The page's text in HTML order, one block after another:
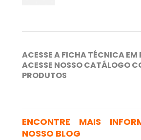
ACESSE A FICHA TÉCNICA EM
ACESSE NOSSO CATÁLOGO
PRODUTOS
ENCONTRE MAIS
NOSSO BLOG